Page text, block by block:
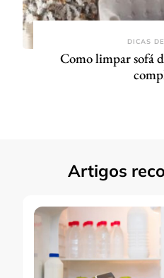
DICAS
Como limpar sofá
Artigos